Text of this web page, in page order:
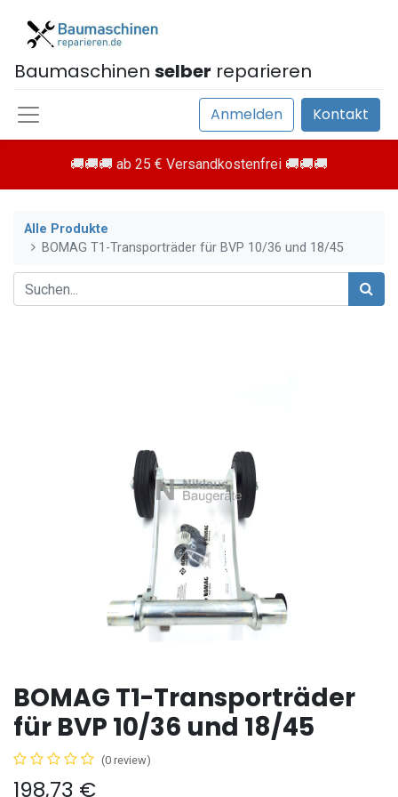
Baumaschinen selber reparieren
Anmelden Kontakt
🚚🚚🚚 ab 25 € Versandkostenfrei 🚚🚚🚚
Alle Produkte
BOMAG T1-Transporträder für BVP 10/36 und 18/45
BOMAG T1-Transporträder
für BVP 10/36 und 18/45
(0 review)
198,73 €